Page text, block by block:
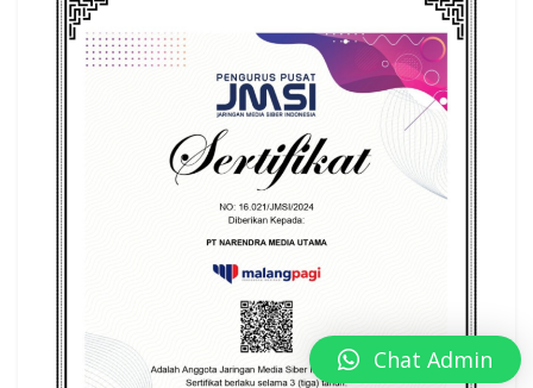
Chat Admin